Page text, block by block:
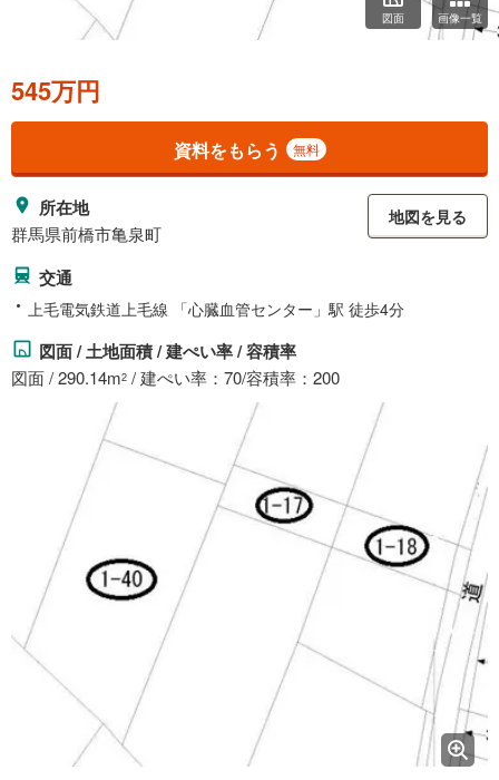
図面 画像一覧
545万円
資料をもらう 無料
所在地
群馬県前橋市亀泉町
地図を見る
交通
上毛電気鉄道上毛線 「心臓血管センター」駅 徒歩4分
図面 / 土地面積 / 建ぺい率 / 容積率
図面 / 290.14m2 / 建ぺい率：70/容積率：200